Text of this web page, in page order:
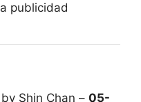
publicidad
Shin Chan – 05-